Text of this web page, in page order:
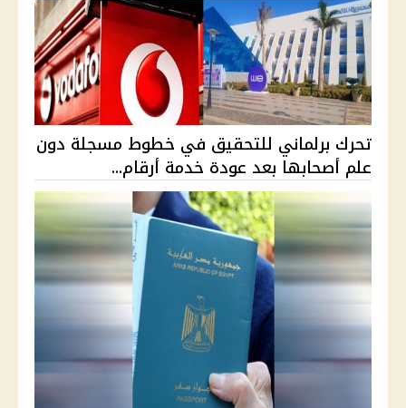
تحرك برلماني للتحقيق في خطوط مسجلة دون
علم أصحابها بعد عودة خدمة أرقام...